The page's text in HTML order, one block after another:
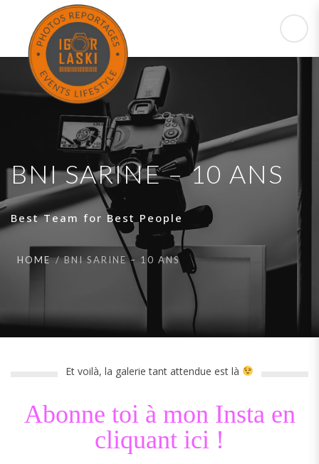
BNI SARINE – 10 ANS
Best Team for Best People
HOME BNI SARINE – 10 ANS
Et voilà, la galerie tant attendue est là
Abonne toi à mon Insta en
cliquant ici !